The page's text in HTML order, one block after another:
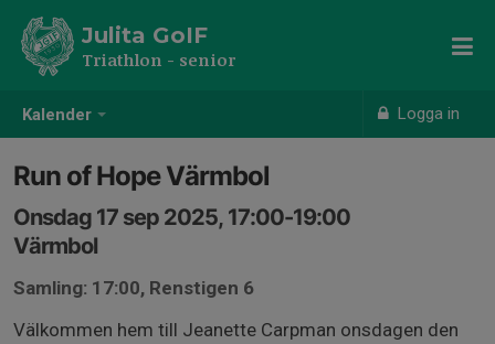
Kalender Logga in
Julita GoIF
Triathlon - senior
Run of Hope Värmbol
Onsdag 17 sep 2025, 17:00-19:00
Värmbol
Samling: 17:00, Renstigen 6
Välkommen hem till Jeanette Carpman onsdagen den